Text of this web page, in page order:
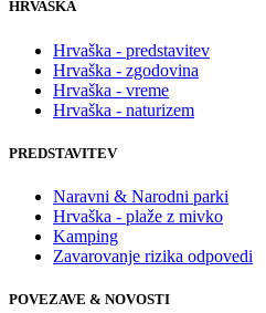
HRVAŠKA
Hrvaška - predstavitev
Hrvaška - zgodovina
Hrvaška - vreme
Hrvaška - naturizem
PREDSTAVITEV
Naravni & Narodni parki
Hrvaška - plaže z mivko
Kamping
Zavarovanje rizika odpovedi
POVEZAVE & NOVOSTI